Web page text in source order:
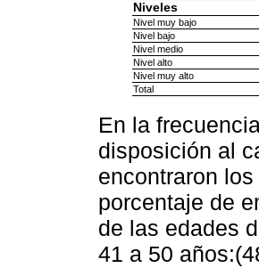
Niveles
Nivel muy bajo
Nivel bajo
Nivel medio
Nivel alto
Nivel muy alto
Total
En la
disposición al
encontraron
porcentaje de
de las edades
41 a 50